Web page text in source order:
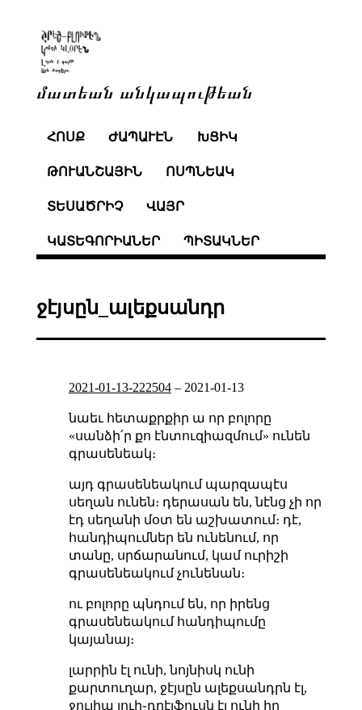
մատեան անկապութեան
ՀՈՍՔ ԺԱՊԱՒԷՆ ԽՑԻԿ
ԹՈՒԱՆՇԱՅԻՆ ՈՍՊՆԵԱԿ
ՏԵՍԱԾՐԻՉ ՎԱՅՐ
ԿԱՏԵԳՈՐԻԱՆԵՐ ՊԻՏԱԿՆԵՐ
ջէյսըն_ալեքսանդր
2021-01-13-222504– 2021-01-13
նաեւ հետաքրքիր ա որ բոլորը
«սանձի՛ր քո էնտուզիազմում» ունեն
գրասենեակ։
այդ գրասենեակում պարզապէս
սեղան ունեն։ դերասան են, նէնց չի որ
էդ սեղանի մօտ են աշխատում։ դէ,
հանդիպումներ են ունենում, որ
տանը, սրճարանում, կամ ուրիշի
գրասենեակում չունենան։
ու բոլորը պնդում են, որ իրենց
գրասենեակում հանդիպումը
կայանայ։
լարրին էլ ունի, նոյնիսկ ունի
քարտուղար, ջէյսըն ալեքսանդրն էլ,
ջուլիա լուի֊դրէյֆուսն էլ ունի իր